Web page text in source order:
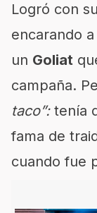
Logró con
encarando
un Goliat
campaña.
taco”:tenía
fama de
cuando fue